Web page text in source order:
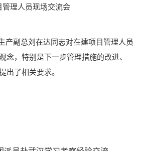
管理人员现场交流会
副总刘在达同志对在建项目管理人员
念，特别是下一步管理措施的改进、
出了相关要求。